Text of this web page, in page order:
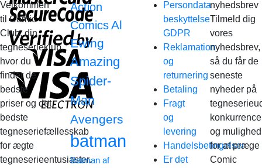
Velkommen
til Comic
Club, din
tegneserieklub,
hvor du
finder de
bedste
priser og det
bedste
tegneseriefællesskab
for ægte
tegneserieentusiaster.
Action
Comics Al
Ewing
Amazing
Spider-
Man
Avengers
batman
Batman af
Persondata
beskyttelse
GDPR
Reklamation
og
returnering
Betaling
Fragt
og
levering
Handelsbetingelser
Er det
nyhedsbrev
Tilmeld dig
vores
nyhedsbrev,
så du får de
seneste
nyheder på
og mulighed
for at præge
Comic